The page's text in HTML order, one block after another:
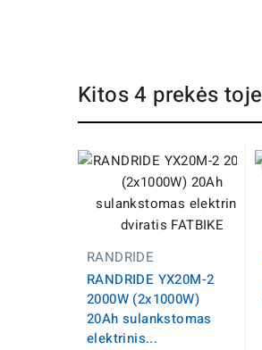
Kitos 4 prekės
RANDRIDE
RANDRIDE YX20M-2
2000W (2x1000W)
20Ah sulankstomas
elektrinis...